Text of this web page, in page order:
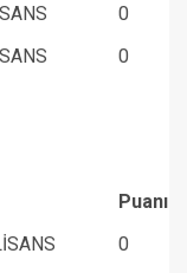
0
0
Puanı
0